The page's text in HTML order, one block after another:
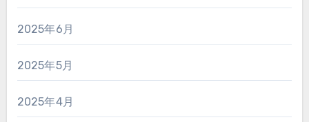
2025年6月
2025年5月
2025年4月